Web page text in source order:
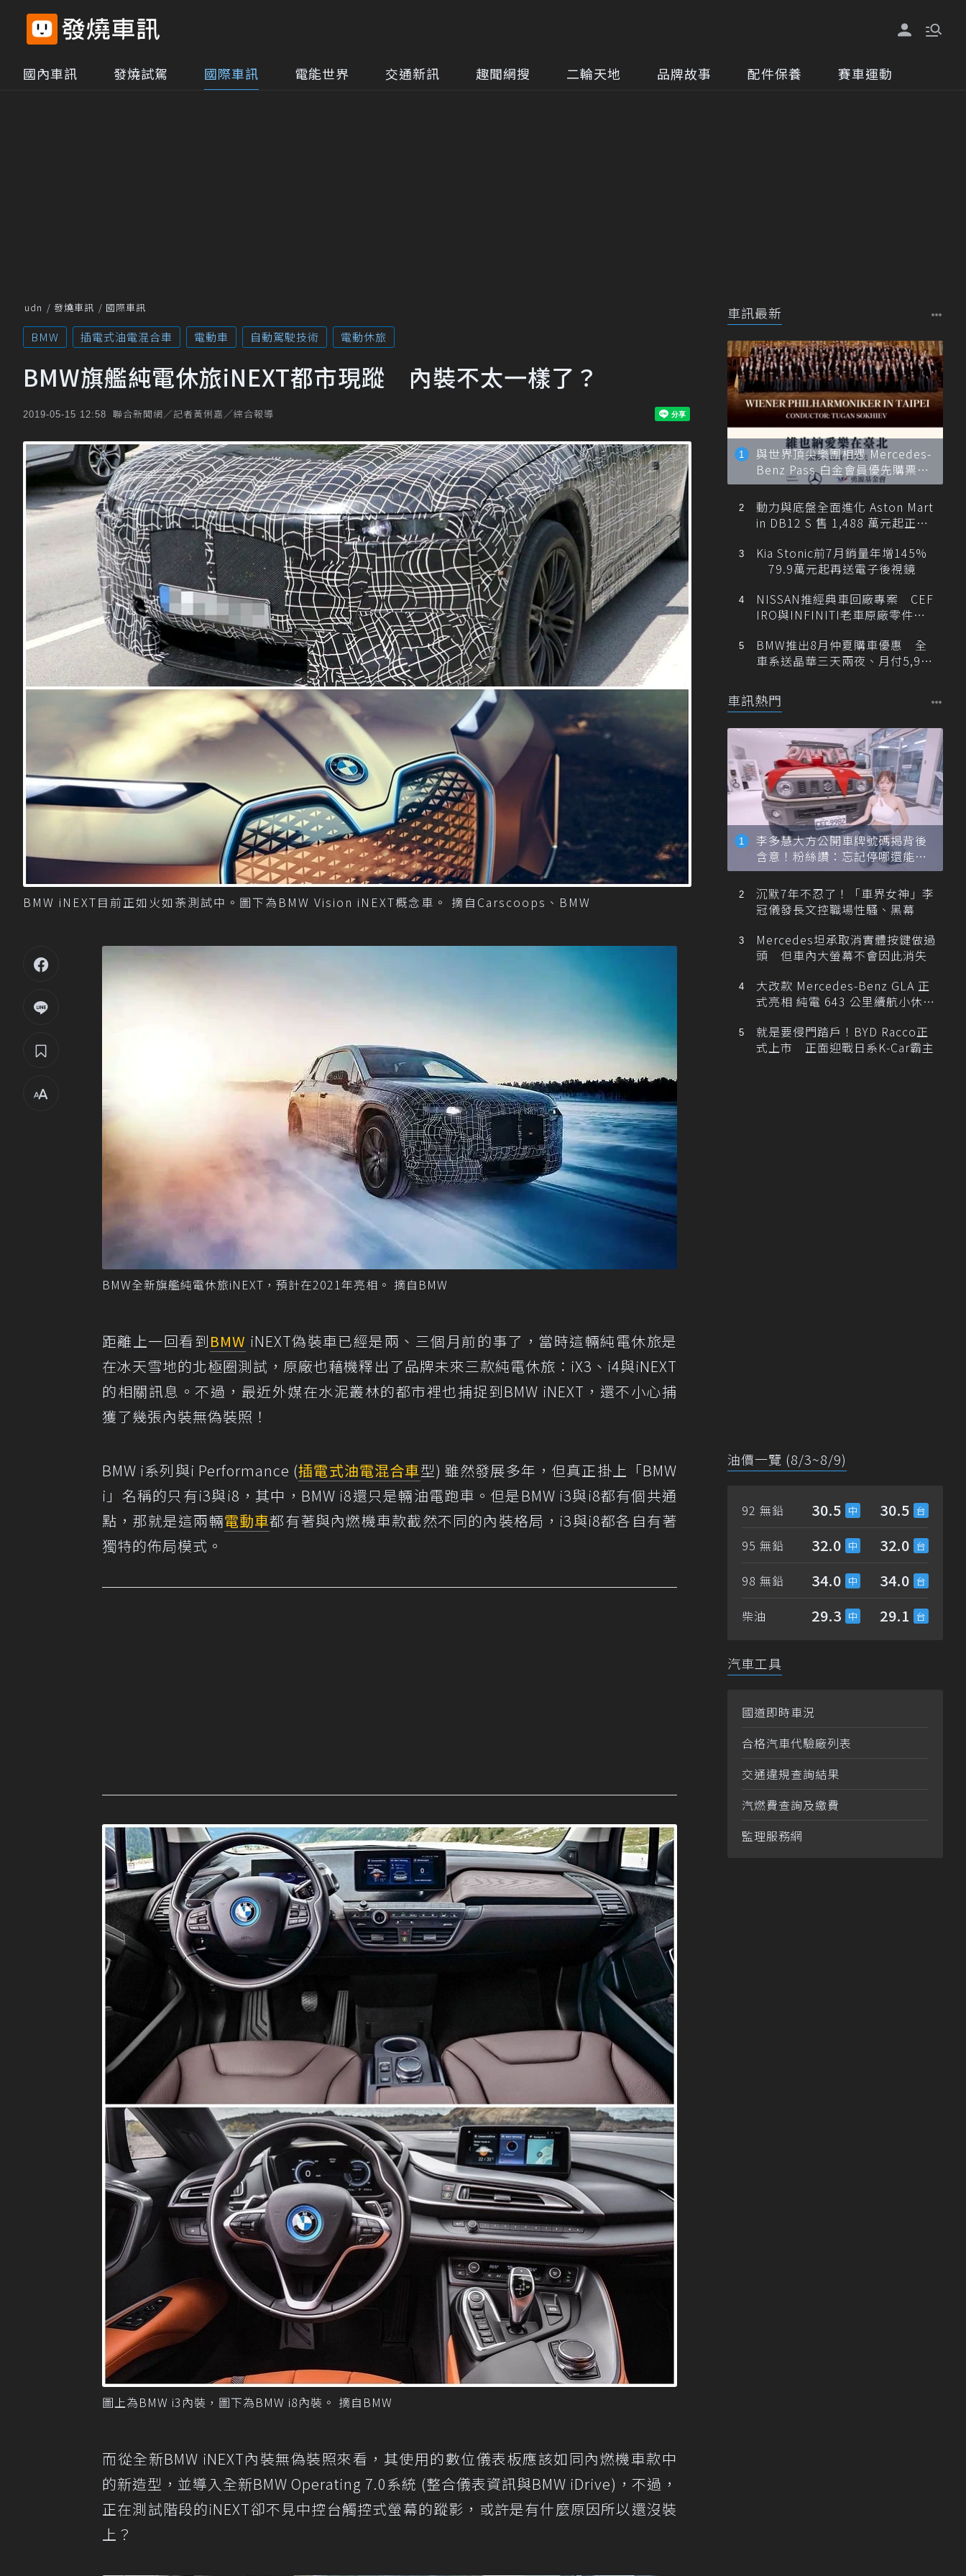
國內車訊 發燒試駕 國際車訊 電能世界 交通新訊 趣聞網搜 二輪天地 品牌故事 配件保養 賽車運動
udn 發燒車訊 國際車訊
BMW 插電式油電混合車 電動車 自動駕駛技術 電動休旅
BMW旗艦純電休旅iNEXT都市現蹤 內裝不太一樣了？
2019-05-15 12:58 聯合新聞網／記者黃俐嘉／綜合報導
BMW iNEXT目前正如火如荼測試中。圖下為BMW Vision iNEXT概念車。 摘自Carscoops、BMW
BMW全新旗艦純電休旅iNEXT，預計在2021年亮相。 摘自BMW
距離上一回看到BMW iNEXT偽裝車已經是兩、三個月前的事了，當時這輛純電休旅是
在冰天雪地的北極圈測試，原廠也藉機釋出了品牌未來三款純電休旅：iX3、i4與iNEXT
的相關訊息。不過，最近外媒在水泥叢林的都市裡也捕捉到BMW iNEXT，還不小心捕
獲了幾張內裝無偽裝照！
BMW i系列與i Performance (插電式油電混合車型) 雖然發展多年，但真正掛上「BMW
i」名稱的只有i3與i8，其中，BMW i8還只是輛油電跑車。但是BMW i3與i8都有個共通
點，那就是這兩輛電動車都有著與內燃機車款截然不同的內裝格局，i3與i8都各自有著
獨特的佈局模式。
圖上為BMW i3內裝，圖下為BMW i8內裝。 摘自BMW
而從全新BMW iNEXT內裝無偽裝照來看，其使用的數位儀表板應該如同內燃機車款中
的新造型，並導入全新BMW Operating 7.0系統 (整合儀表資訊與BMW iDrive)，不過，
正在測試階段的iNEXT卻不見中控台觸控式螢幕的蹤影，或許是有什麼原因所以還沒裝
上？
車訊最新
與世界頂尖樂團相遇 Mercedes-
Benz Pass 白金會員優先購票維
也納愛樂
動力與底盤全面進化 Aston Mart
in DB12 S 售 1,488 萬元起正式
Kia Stonic前7月銷量年增145%
79.9萬元起再送電子後視鏡
NISSAN推經典車回廠專案 CEF
IRO與INFINITI老車原廠零件最
BMW推出8月仲夏購車優惠 全
車系送晶華三天兩夜、月付5,900
車訊熱門
李多慧大方公開車牌號碼揭背後
含意！粉絲讚：忘記停哪還能幫
忙找車
沉默7年不忍了！「車界女神」李
冠儀發長文控職場性騷、黑幕
Mercedes坦承取消實體按鍵做過
頭 但車內大螢幕不會因此消失
大改款 Mercedes-Benz GLA 正
式亮相 純電 643 公里續航小休
就是要侵門踏戶！BYD Racco正
式上市 正面迎戰日系K-Car霸主
油價一覽 (8/3~8/9)
92 無鉛 30.5 30.5
95 無鉛 32.0 32.0
98 無鉛 34.0 34.0
柴油 29.3 29.1
汽車工具
國道即時車況
合格汽車代驗廠列表
交通違規查詢結果
汽燃費查詢及繳費
監理服務網